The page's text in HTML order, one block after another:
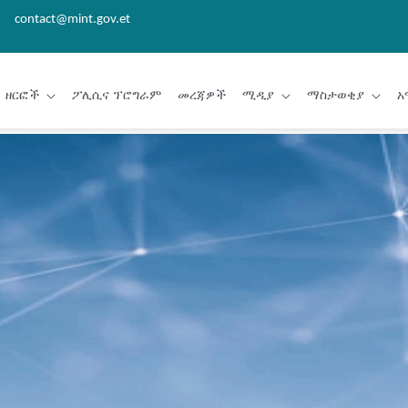
contact@mint.gov.et
ዘርፎች ፖሊሲና ፕሮግራም መረጃዎች ሚዲያ ማስታወቂያ